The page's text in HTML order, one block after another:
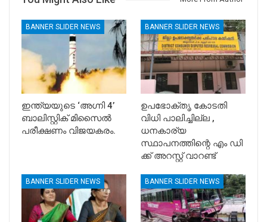
BANNER SLIDER NEWS
ഇന്ത്യയുടെ ‘അഗ്നി 4’
ബാലിസ്റ്റിക് മിസൈൽ
പരീക്ഷണം വിജയകരം.
BANNER SLIDER NEWS
ഉപഭോക്തൃ കോടതി
വിധി പാലിച്ചില്ല ,
ധനകാര്യ
സ്ഥാപനത്തിന്റെ എം ഡി
ക്ക് അറസ്റ്റ് വാറണ്ട്
BANNER SLIDER NEWS BANNER SLIDER NEWS